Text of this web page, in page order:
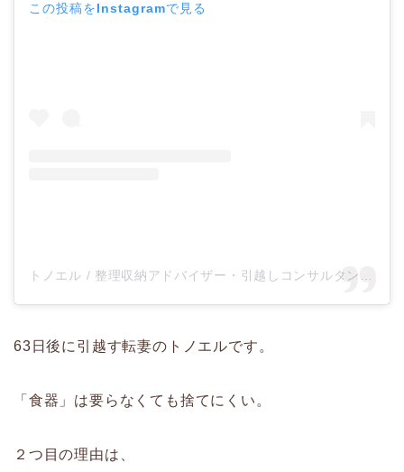
この投稿をInstagramで見る
63日後に引越す転妻のトノエルです。
「食器」は要らなくても捨てにくい。
２つ目の理由は、